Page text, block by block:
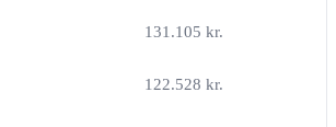
131.105 kr.
122.528 kr.